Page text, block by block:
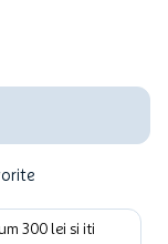
300 lei si iti